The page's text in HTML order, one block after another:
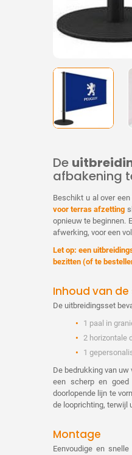
De
afbakening
Beschikt u al over
voor terras afzetting
opnieuw te beginnen.
afwerking, voor een
Let op: een
bezitten (of te
Inhoud van de
De uitbreidingsset
1 paal in
2 horizontale
1
De bedrukking van
een scherp en
doorlopende lijn te
de looprichting, terwijl
Montage
Eenvoudige en